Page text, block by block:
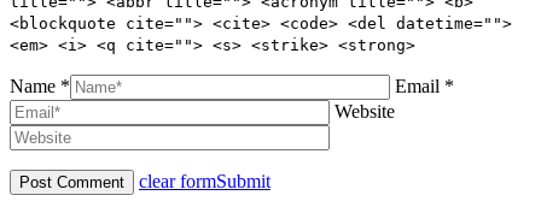
<blockquote cite=""> <cite> <code> <del datetime="">
<em> <i> <q cite=""> <s> <strike> <strong>
Name *
Email *
Website
clear formSubmit